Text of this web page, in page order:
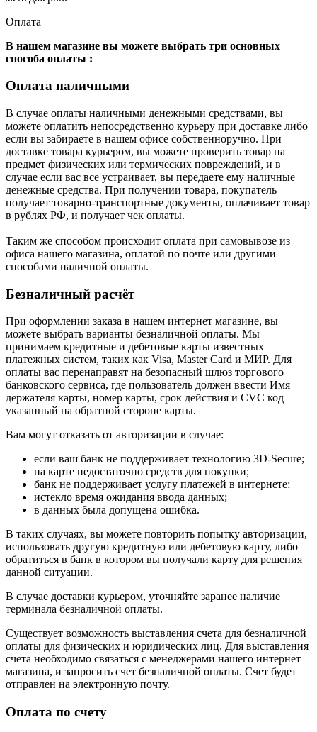
Оплата
В нашем магазине вы можете выбрать три основных
способа оплаты :
Оплата наличными
В случае оплаты наличными денежными средствами, вы
можете оплатить непосредственно курьеру при доставке либо
если вы забираете в нашем офисе собственноручно. При
доставке товара курьером, вы можете проверить товар на
предмет физических или термических повреждений, и в
случае если вас все устраивает, вы передаете ему наличные
денежные средства. При получении товара, покупатель
получает товарно-транспортные документы, оплачивает товар
в рублях РФ, и получает чек оплаты.
Таким же способом происходит оплата при самовывозе из
офиса нашего магазина, оплатой по почте или другими
способами наличной оплаты.
Безналичный расчёт
При оформлении заказа в нашем интернет магазине, вы
можете выбрать варианты безналичной оплаты. Мы
принимаем кредитные и дебетовые карты известных
платежных систем, таких как Visa, Master Card и МИР. Для
оплаты вас перенаправят на безопасный шлюз торгового
банковского сервиса, где пользователь должен ввести Имя
держателя карты, номер карты, срок действия и CVC код
указанный на обратной стороне карты.
Вам могут отказать от авторизации в случае:
если ваш банк не поддерживает технологию 3D-Secure;
на карте недостаточно средств для покупки;
банк не поддерживает услугу платежей в интернете;
истекло время ожидания ввода данных;
в данных была допущена ошибка.
В таких случаях, вы можете повторить попытку авторизации,
использовать другую кредитную или дебетовую карту, либо
обратиться в банк в котором вы получали карту для решения
данной ситуации.
В случае доставки курьером, уточняйте заранее наличие
терминала безналичной оплаты.
Существует возможность выставления счета для безналичной
оплаты для физических и юридических лиц. Для выставления
счета необходимо связаться с менеджерами нашего интернет
магазина, и запросить счет безналичной оплаты. Счет будет
отправлен на электронную почту.
Оплата по счету